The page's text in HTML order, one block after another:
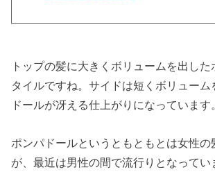
トップの髪に大きくボリュームを出した
タイルですね。サイドは短くボリューム
ドールが冴える仕上がりになっています
ポンパドールというともともとは女性の
が、最近は男性の間で流行りとなってい